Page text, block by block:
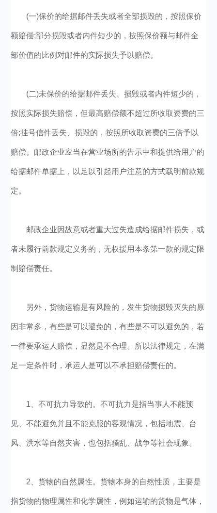
(一)保价的给据邮件丢失或者全部损毁的，按照保价
额赔偿;部分损毁或者内件短少的，按照保价额与邮件全
部价值的比例对邮件的实际损失予以赔偿。
(二)未保价的给据邮件丢失、损毁或者内件短少的，
按照实际损失赔偿，但最高赔偿额不超过所收取资费的三
倍;挂号信件丢失、损毁的，按照所收取资费的三倍予以
赔偿。邮政企业应当在营业场所的告示中和提供给用户的
给据邮件单据上，以足以引起用户注意的方式载明前款规
定。
邮政企业因故意或者重大过失造成给据邮件损失，或
者未履行前款规定义务的，无权援用本条第一款的规定限
制赔偿责任。
另外，货物运输是有风险的，发生货物损毁灭失的原
因非常多，有些是可以避免的，有些是不可以避免的，若
一律要承运人赔偿，显然是不合理。所以法律规定，在满
足一定条件时，承运人是可以不承担赔偿责任的。
1、不可抗力导致的。不可抗力是指当事人不能预
见、不能避免并且不能克服的客观情况，包括地震、台
风、洪水等自然灾害，也包括骚乱、战争等社会现象。
2、货物的自然属性。货物本身的自然性质，主要是
指货物的物理属性和化学属性，例如运输的货物是气体，